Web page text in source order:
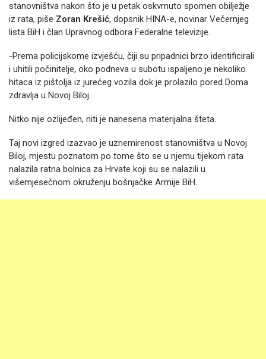
stanovništva nakon što je u petak oskvrnuto spomen obilježje
iz rata, piše Zoran Krešić, dopsnik HINA-e, novinar Večernjeg
lista BiH i član Upravnog odbora Federalne televizije.
-Prema policijskome izvješću, čiji su pripadnici brzo identificirali
i uhitili počinitelje, oko podneva u subotu ispaljeno je nekoliko
hitaca iz pištolja iz jurećeg vozila dok je prolazilo pored Doma
zdravlja u Novoj Biloj.
Nitko nije ozlijeđen, niti je nanesena materijalna šteta.
Taj novi izgred izazvao je uznemirenost stanovništva u Novoj
Biloj, mjestu poznatom po tome što se u njemu tijekom rata
nalazila ratna bolnica za Hrvate koji su se nalazili u
višemjesečnom okruženju bošnjačke Armije BiH.